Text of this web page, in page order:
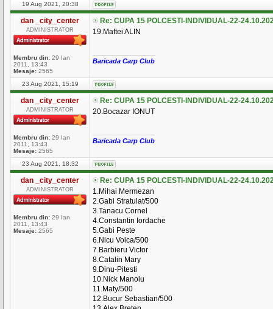
19 Aug 2021, 20:38
dan _city_center
ADMINISTRATOR
Membru din: 29 Ian
2011, 13:43
Mesaje: 2565
Re: CUPA 15 POLCESTI-INDIVIDUAL-22-
19.Maftei ALIN
Baricada Carp Club
23 Aug 2021, 15:19
dan _city_center
ADMINISTRATOR
Membru din: 29 Ian
2011, 13:43
Mesaje: 2565
Re: CUPA 15 POLCESTI-INDIVIDUAL-22-
20.Bocazar IONUT
Baricada Carp Club
23 Aug 2021, 18:32
dan _city_center
ADMINISTRATOR
Membru din: 29 Ian
2011, 13:43
Mesaje: 2565
Re: CUPA 15 POLCESTI-INDIVIDUAL-22-
1.Mihai Mermezan
2.Gabi Stratulat/500
3.Tanacu Cornel
4.Constantin Iordache
5.Gabi Peste
6.Nicu Voica/500
7.Barbieru Victor
8.Catalin Mary
9.Dinu-Pitesti
10.Nick Manoiu
11.Maty/500
12.Bucur Sebastian/500